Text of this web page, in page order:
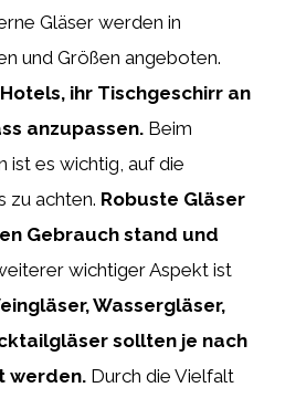
Gläser werden in
und Größen angeboten.
ihr Tischgeschirr an
anzupassen. Beim
ist es wichtig, auf die
zu achten. Robuste Gläser
Gebrauch stand und
wichtiger Aspekt ist
Wassergläser,
sollten je nach
werden. Durch die Vielfalt